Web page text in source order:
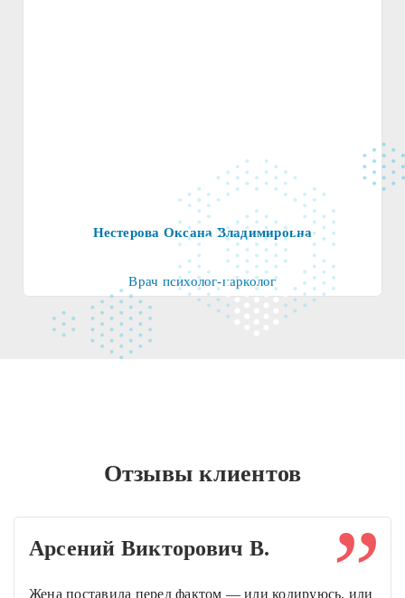
Нестерова Оксана Владимировна
Врач психолог-нарколог
Отзывы клиентов
Арсений Викторович В.
Жена поставила перед фактом — или кодируюсь, или